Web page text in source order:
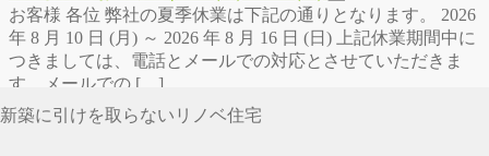
新築に引けを取らないリノベ住宅
お客様 各位 弊社の夏季休業は下記の通りとなります。 2026
年 8 月 10 日 (月) ～ 2026 年 8 月 16 日 (日) 上記休業期間中に
つきましては、電話とメールでの対応とさせていただきま
す。メールでの […]